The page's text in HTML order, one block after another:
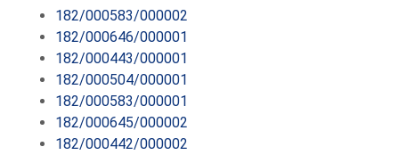
182/000583/000002
182/000646/000001
182/000443/000001
182/000504/000001
182/000583/000001
182/000645/000002
182/000442/000002